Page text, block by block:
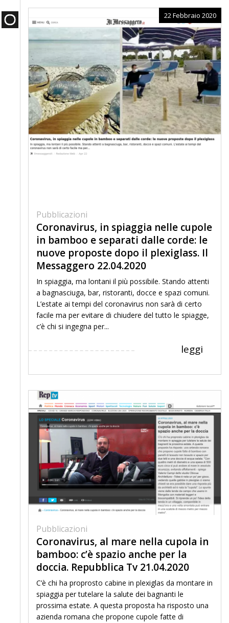
22 Febbraio 2020
Pubblicazioni
Coronavirus, in spiaggia nelle cupole
in bamboo e separati dalle corde: le
nuove proposte dopo il plexiglass. Il
Messaggero 22.04.2020
In spiaggia, ma lontani il più possibile. Stando attenti
a bagnasciuga, bar, ristoranti, docce e spazi comuni.
L’estate ai tempi del coronavirus non sarà di certo
facile ma per evitare di chiudere del tutto le spiagge,
c’è chi si ingegna per...
leggi
Pubblicazioni
Coronavirus, al mare nella cupola in
bamboo: c’è spazio anche per la
doccia. Repubblica Tv 21.04.2020
C’è chi ha proprosto cabine in plexiglas da montare in
spiaggia per tutelare la salute dei bagnanti le
prossima estate. A questa proposta ha risposto una
azienda romana che propone cupole fatte di